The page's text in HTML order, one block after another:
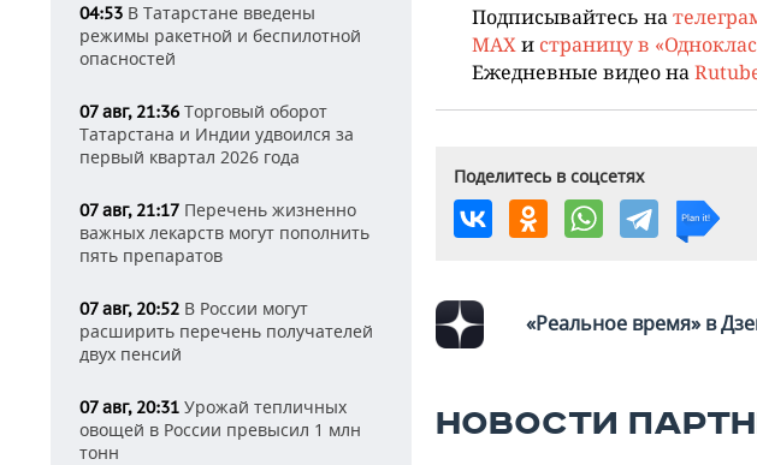
04:53 В Татарстане введены
режимы ракетной и беспилотной
опасностей
07 авг, 21:36 Торговый оборот
Татарстана и Индии удвоился за
первый квартал 2026 года
07 авг, 21:17 Перечень жизненно
важных лекарств могут пополнить
пять препаратов
07 авг, 20:52 В России могут
расширить перечень получателей
двух пенсий
07 авг, 20:31 Урожай тепличных
овощей в России превысил 1 млн
тонн
Подписывайтесь на
MAX и страницу в
Ежедневные видео на
Поделитесь в соцсетях
«Реальное время» в
НОВОСТИ